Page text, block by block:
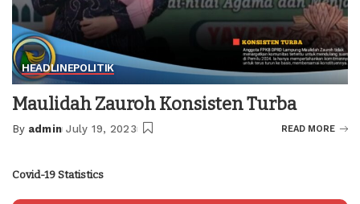
HEADLINEPOLITIK
Maulidah Zauroh Konsisten Turba
Posted
By admin July 19, 2023 READ MORE
Covid-19 Statistics